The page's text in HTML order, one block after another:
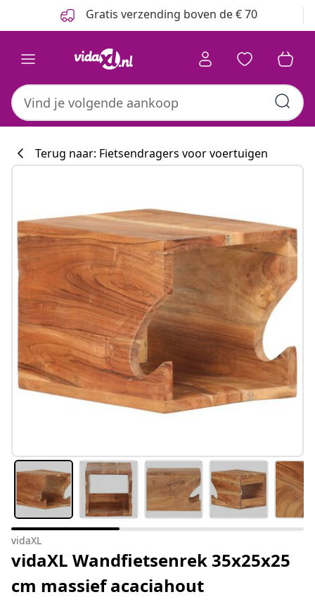
Gratis verzending boven de € 70
Terug naar: Fietsendragers voor voertuigen
vidaXL
vidaXL Wandfietsenrek 35x25x25
cm massief acaciahout